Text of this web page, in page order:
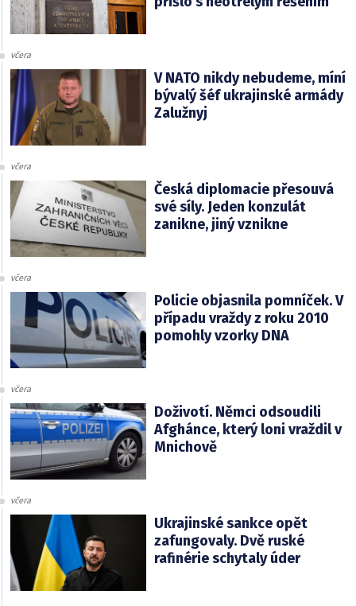
včera
V NATO nikdy nebudeme, míní
bývalý šéf ukrajinské armády
Zalužnyj
včera
Česká diplomacie přesouvá
své síly. Jeden konzulát
zanikne, jiný vznikne
včera
Policie objasnila pomníček. V
případu vraždy z roku 2010
pomohly vzorky DNA
včera
Doživotí. Němci odsoudili
Afghánce, který loni vraždil v
Mnichově
včera
Ukrajinské sankce opět
zafungovaly. Dvě ruské
rafinérie schytaly úder